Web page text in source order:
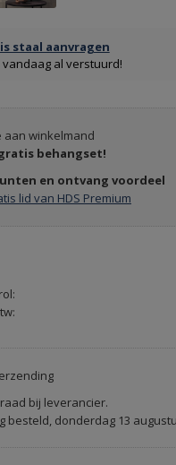
staal aanvragen
vandaag al verstuurd!
aan winkelmand
behangset!
en ontvang voordeel
lid van HDS Premium
bij leverancier.
besteld, donderdag 13